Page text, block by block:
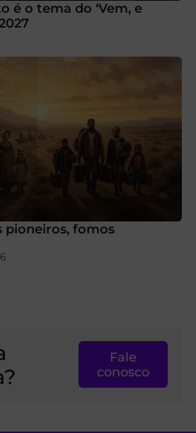
é o tema do ‘Vem, e
pioneiros, fomos
Fale
conosco